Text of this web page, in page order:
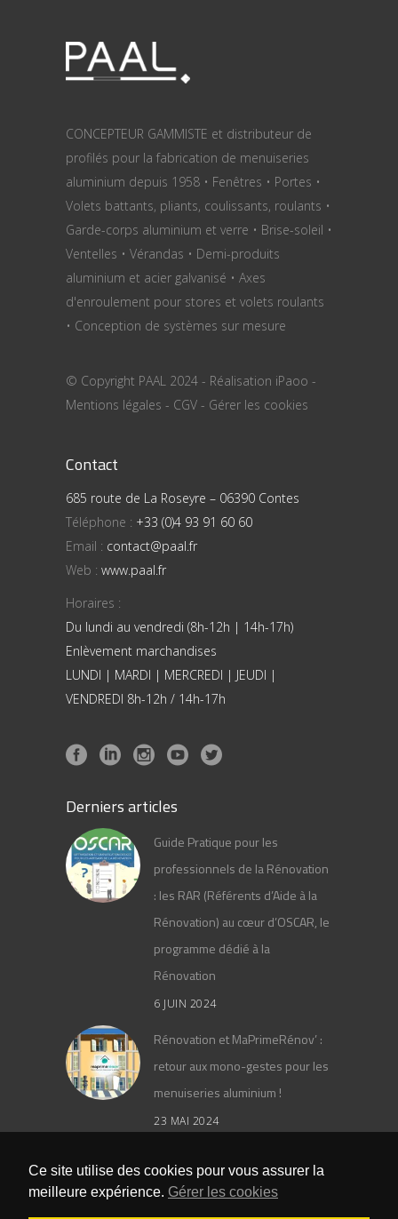
CONCEPTEUR GAMMISTE et distributeur de
profilés pour la fabrication de menuiseries
aluminium depuis 1958 • Fenêtres • Portes •
Volets battants, pliants, coulissants, roulants •
Garde-corps aluminium et verre • Brise-soleil •
Ventelles • Vérandas • Demi-produits
aluminium et acier galvanisé • Axes
d'enroulement pour stores et volets roulants
• Conception de systèmes sur mesure
© Copyright PAAL 2024 - Réalisation iPaoo -
Mentions légales - CGV - Gérer les cookies
Contact
685 route de La Roseyre – 06390 Contes
Téléphone : +33 (0)4 93 91 60 60
Email : contact@paal.fr
Web : www.paal.fr
Horaires :
Du lundi au vendredi (8h-12h | 14h-17h)
Enlèvement marchandises
LUNDI | MARDI | MERCREDI | JEUDI |
VENDREDI 8h-12h / 14h-17h
Derniers articles
Guide Pratique pour les
professionnels de la Rénovation
: les RAR (Référents d’Aide à la
Rénovation) au cœur d’OSCAR, le
programme dédié à la
Rénovation
6 JUIN 2024
Rénovation et MaPrimeRénov’ :
retour aux mono-gestes pour les
menuiseries aluminium !
23 MAI 2024
Le catalogue général PAAL 2024
25 AVRIL 2024
Ce site utilise des cookies pour vous assurer la
meilleure expérience. Gérer les cookies